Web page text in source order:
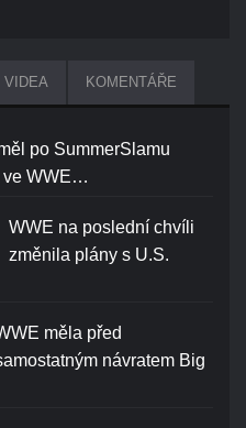
VIDEA KOMENTÁŘE
po SummerSlamu
ve WWE…
WWE na poslední chvíli
změnila plány s U.S.
měla před
návratem Big